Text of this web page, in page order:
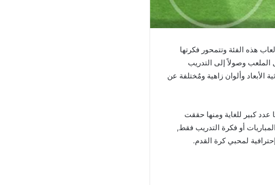
هذه الفئة وتتمحور فكرتها
وصولاً إلى التدريب
وألوان زاهية ومٌختلفة عن
عدد كبير للغاية ومنها حققت
أو فكرة التدريب فقط,